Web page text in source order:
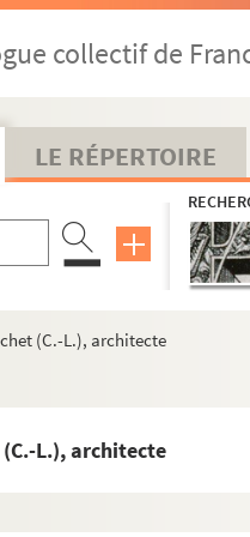
collectif de
LE RÉPERTOIRE
(C.-L.), architecte
L.), architecte
notaire, secrétaire de la
Gabriel), banquier et auteur
aumônier de l'armée de
médecin, un des
médecin, père de Camille
littérateur et poète
architecte
Joseph Méallet, comte de),
avocat, de l'Académie